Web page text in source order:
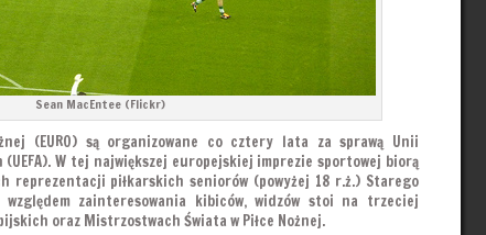
Sean MacEntee (Flickr)
(EURO) są organizowane co cztery lata za sprawą Unii
(UEFA). W tej największej europejskiej imprezie sportowej biorą
reprezentacji piłkarskich seniorów (powyżej 18 r.ż.) Starego
zainteresowania kibiców, widzów stoi na trzeciej
oraz Mistrzostwach Świata w Piłce Nożnej.